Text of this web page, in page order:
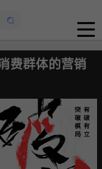
费群体的营销